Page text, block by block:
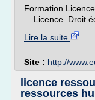
Formation
... Licence. Droit
Lire la suite
Site : http://
licence
ressources